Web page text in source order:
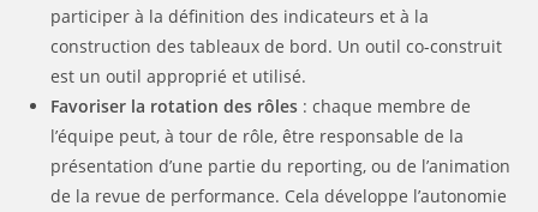
participer à la définition des indicateurs et à la
construction des tableaux de bord. Un outil co-construit
est un outil approprié et utilisé.
Favoriser la rotation des rôles : chaque membre de
l’équipe peut, à tour de rôle, être responsable de la
présentation d’une partie du reporting, ou de l’animation
de la revue de performance. Cela développe l’autonomie